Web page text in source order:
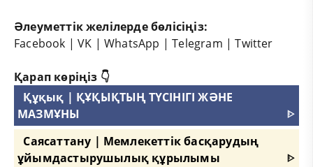
Әлеуметтік желілерде бөлісіңіз:
Facebook |VK |WhatsApp |Telegram |Twitter
Қарап көріңіз 👇
Құқық | ҚҰҚЫҚТЫҢ ТҮСІНІГІ ЖӘНЕ
МАЗМҰНЫ
ᐈ
Саясаттану | Мемлекеттік басқарудың
ұйымдастырушылық құрылымы
ᐈ